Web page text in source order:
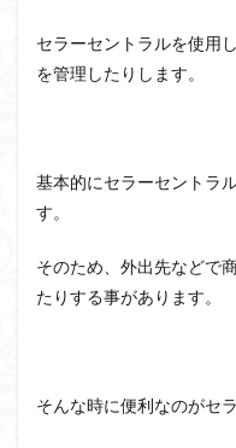
セラーセントラルを使用
を管理したりします。
基本的にセラーセントラ
す。
そのため、外出先などで
たりする事があります。
そんな時に便利なのがセ